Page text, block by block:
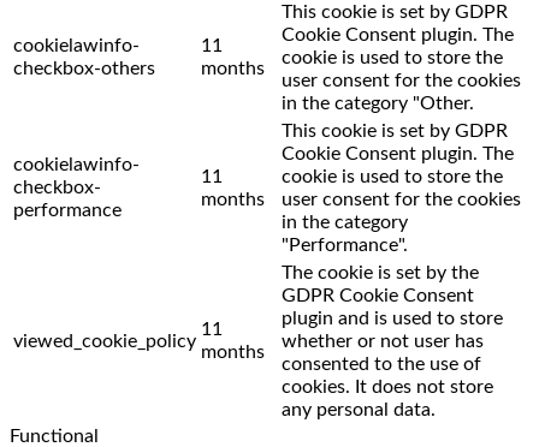
cookielawinfo-
checkbox-others
11
months
This cookie is set by GDPR
Cookie Consent plugin. The
cookie is used to store the
user consent for the cookies
in the category "Other.
cookielawinfo-
checkbox-
performance
11
months
This cookie is set by GDPR
Cookie Consent plugin. The
cookie is used to store the
user consent for the cookies
in the category
"Performance".
viewed_cookie_policy
11
months
The cookie is set by the
GDPR Cookie Consent
plugin and is used to store
whether or not user has
consented to the use of
cookies. It does not store
any personal data.
Functional